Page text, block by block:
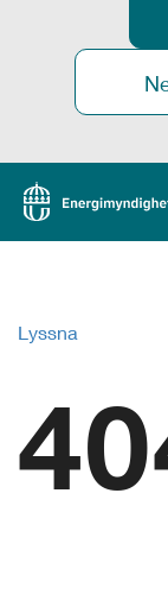
Lyssna